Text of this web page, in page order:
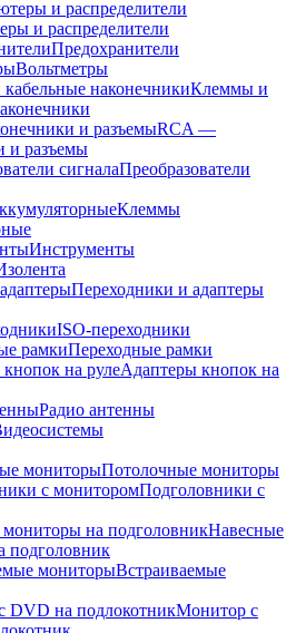
и распределители
Предохранители
Вольтметры
Клеммы и
RCA —
и разъемы
Преобразователи
Клеммы
Инструменты
Переходники и адаптеры
ISO-переходники
Переходные рамки
Адаптеры кнопок на
Радио антенны
Потолочные мониторы
Подголовники с
Навесные
подголовник
Встраиваемые
Монитор с